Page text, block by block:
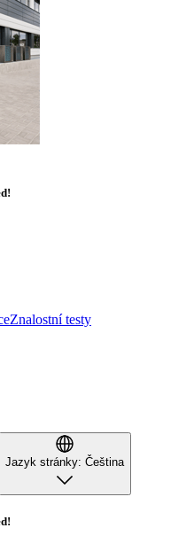
Znalostní testy
Jazyk stránky: Čeština